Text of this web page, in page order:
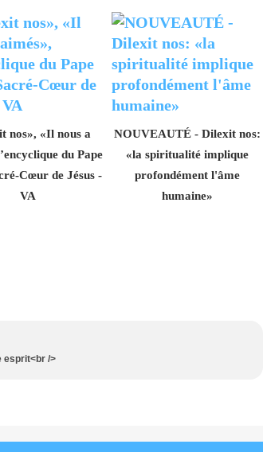
nos», «Il nous a
du Pape
Cœur de Jésus -
VA
NOUVEAUTÉ - Dilexit nos:
«la spiritualité implique
profondément l'âme
humaine»
esprit<br />